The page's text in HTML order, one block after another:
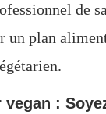
de
un plan
vegan :